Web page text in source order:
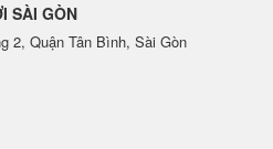
SÀI GÒN
2, Quận Tân Bình, Sài Gòn